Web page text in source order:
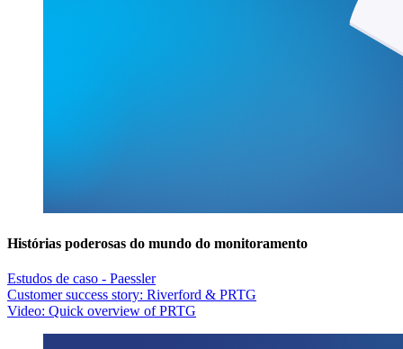
Histórias poderosas do mundo do monitoramento
Estudos de caso - Paessler
Customer success story: Riverford & PRTG
Video: Quick overview of PRTG